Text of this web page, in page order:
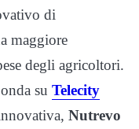
di
maggiore
degli agricoltori.
su Telecity
Nutrevo